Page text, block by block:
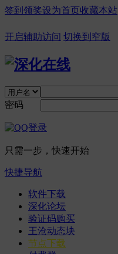
签到领奖设为首页收藏本站
开启辅助访问 切换到窄版
密码
只需一步，快速开始
快捷导航
软件下载
深化论坛
验证码购买
王沧动态块
节点下载